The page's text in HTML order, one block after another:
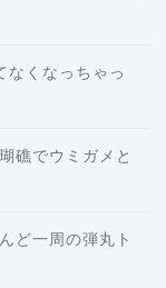
なくなっちゃっ
礁でウミガメと
ど一周の弾丸ト